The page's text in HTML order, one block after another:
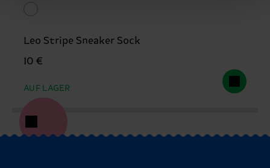
Leo Stripe Sneaker Sock
10 €
AUF LAGER